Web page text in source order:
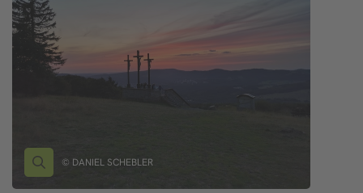
© DANIEL SCHEBLER